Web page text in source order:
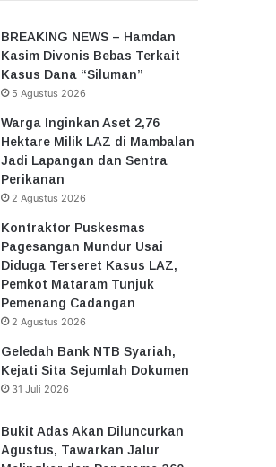
BREAKING NEWS – Hamdan
Kasim Divonis Bebas Terkait
Kasus Dana “Siluman”
5 Agustus 2026
Warga Inginkan Aset 2,76
Hektare Milik LAZ di Mambalan
Jadi Lapangan dan Sentra
Perikanan
2 Agustus 2026
Kontraktor Puskesmas
Pagesangan Mundur Usai
Diduga Terseret Kasus LAZ,
Pemkot Mataram Tunjuk
Pemenang Cadangan
2 Agustus 2026
Geledah Bank NTB Syariah,
Kejati Sita Sejumlah Dokumen
31 Juli 2026
Bukit Adas Akan Diluncurkan
Agustus, Tawarkan Jalur